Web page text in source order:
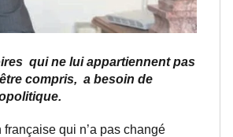
qui ne lui appartiennent pas
compris, a besoin de
qui n’a pas changé